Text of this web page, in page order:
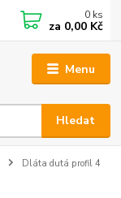
Menu
Hledat
0 ks
za 0,00 Kč
Dláta dutá profil 4